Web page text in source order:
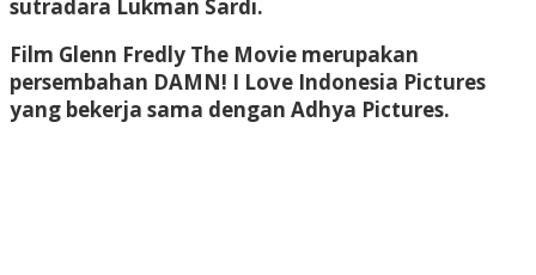
sutradara Lukman Sardi.
Film Glenn Fredly The Movie merupakan
persembahan DAMN! I Love Indonesia Pictures
yang bekerja sama dengan Adhya Pictures.